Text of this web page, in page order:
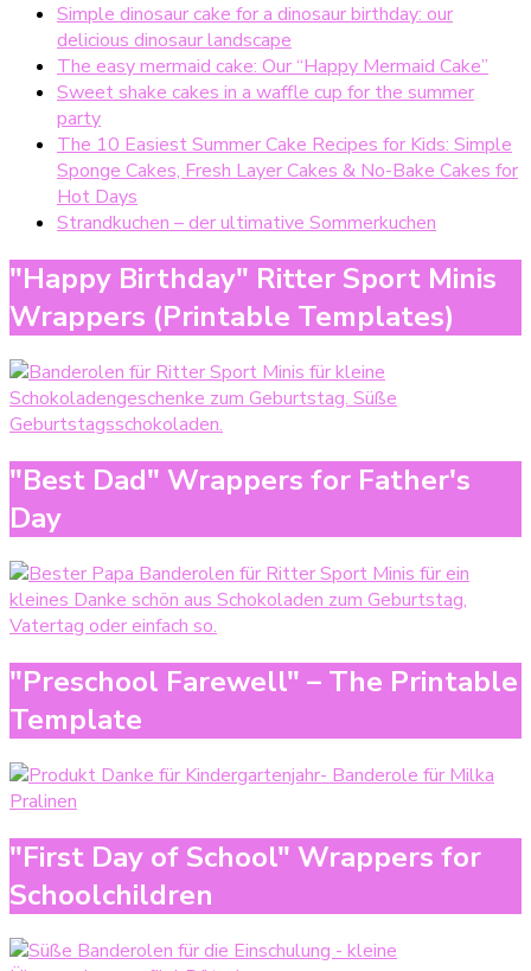
Simple dinosaur cake for a dinosaur birthday: our
delicious dinosaur landscape
The easy mermaid cake: Our “Happy Mermaid Cake”
Sweet shake cakes in a waffle cup for the summer
party
The 10 Easiest Summer Cake Recipes for Kids: Simple
Sponge Cakes, Fresh Layer Cakes & No-Bake Cakes for
Hot Days
Strandkuchen – der ultimative Sommerkuchen
"Happy Birthday" Ritter Sport Minis
Wrappers (Printable Templates)
"Best Dad" Wrappers for Father's
Day
"Preschool Farewell" – The Printable
Template
"First Day of School" Wrappers for
Schoolchildren